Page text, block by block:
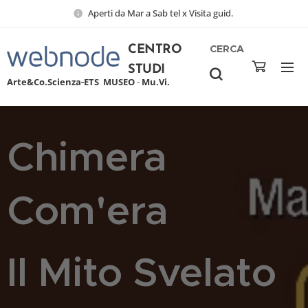
Aperti da Mar a Sab tel x Visita guid.
CENTRO
STUDI
Arte&Co.Scienza-ETS MUSEO- Mu.Vi.
CERCA
Chimera
Com'era
Il Mito Svelato